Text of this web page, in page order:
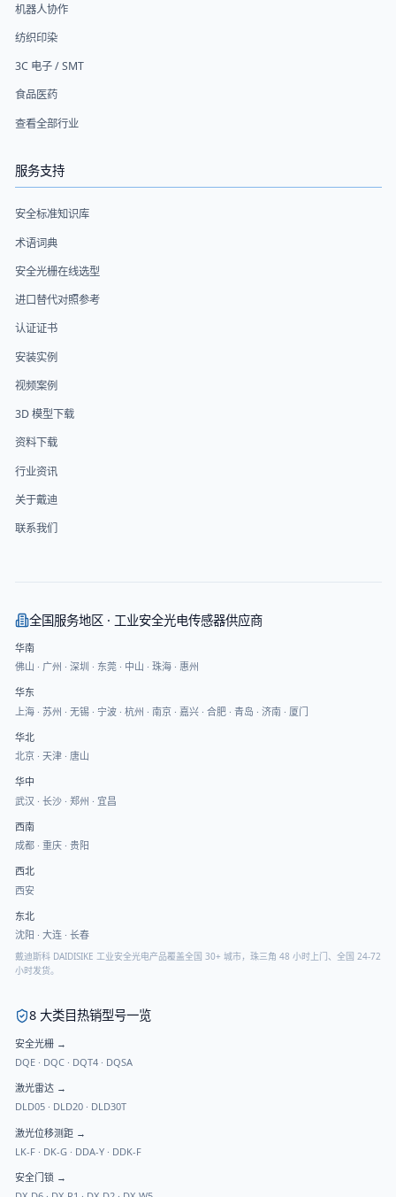
机器人协作
纺织印染
3C 电子 / SMT
食品医药
查看全部行业
服务支持
安全标准知识库
术语词典
安全光栅在线选型
进口替代对照参考
认证证书
安装实例
视频案例
3D 模型下载
资料下载
行业资讯
关于戴迪
联系我们
全国服务地区 · 工业安全光电传感器供应商
华南
佛山 · 广州 · 深圳 · 东莞· 中山 · 珠海· 惠州
华东
上海· 苏州 · 无锡· 宁波· 杭州 · 南京· 嘉兴· 合肥· 青岛 · 济南· 厦门
华北
北京· 天津· 唐山
华中
武汉 · 长沙· 郑州 · 宜昌
西南
成都· 重庆· 贵阳
西北
西安
东北
沈阳 · 大连· 长春
戴迪斯科 DAIDISIKE 工业安全光电产品覆盖全国 30+ 城市，珠三角 48 小时上门、全国 24-72
小时发货。
8 大类目热销型号一览
安全光栅→
DQE· DQC· DQT4· DQSA
激光雷达→
DLD05· DLD20· DLD30T
激光位移测距→
LK-F· DK-G· DDA-Y· DDK-F
安全门锁 →